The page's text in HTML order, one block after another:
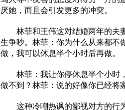
厌她，而且会引发更多的冲突。
林菲和王伟这对结婚两年的夫妻
生争吵。林菲：你为什么从来都不
做，我可以休息半个小时后再做。
林菲：我让你停休息半个小时，
做不到？林菲：说的好像你已经将
这种冷嘲热讽的鄙视对方的行为